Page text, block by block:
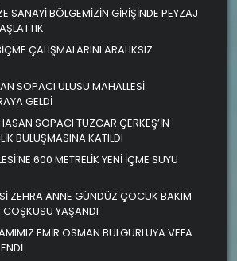
SANAYİ BÖLGEMİZİN GİRİŞİNDE PEYZAJ
ÇALIŞMALARINI ARALIKSIZ
SOPACI ULUSU MAHALLESİ
GELDİ
SOPACI TUZCAR ÇERKEŞ’İN
BULUŞMASINA KATILDI
600 METRELİK YENİ İÇME SUYU
ZEHRA ANNE GÜNDÜZ ÇOCUK BAKIM
COŞKUSU YAŞANDI
EMİR OSMAN BULGURLUYA VEFA